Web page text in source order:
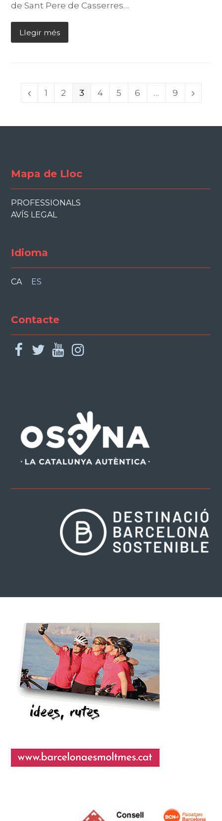
de Sant Pere de Casserres…
Llegir més
Previous
Page
1 Page
2 Page
3 Page
4 Page
5 Page
6 … Page
9 Next
Mapa de Lloc
PROFESSIONALS
AVÍS LEGAL
Idioma
CA ES
Contacte
facebook
twitteryoutube